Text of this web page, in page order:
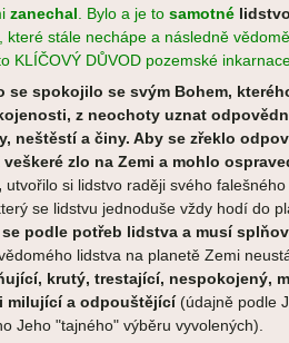
zanechal Bylo a je to samotné lidstvo
, které stále nechápe a následně
KLÍČOVÝ DŮVOD pozemské
se spokojilo se svým Bohem,
z neochoty uznat
neštěstí a činy. Aby se zřeklo
veškeré zlo na Zemi a mohlo
utvořilo si lidstvo raději svého
se lidstvu jednoduše vždy hodí do
podle potřeb lidstva a musí
lidstva na planetě Zemi
krutý, trestající, nespokojený,
milující a odpouštějící (údajně podle
Jeho "tajného" výběru vyvolených).